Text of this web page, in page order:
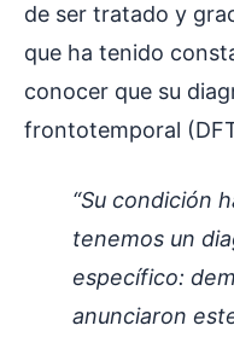
de ser tratado y
que ha tenido
conocer que su
frontotemporal
“Su condición
tenemos un
específico:
anunciaron